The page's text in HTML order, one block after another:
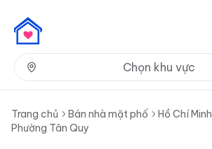
Chọn khu vực
Trang chủ Bán nhà mặt phố Hồ Chí Minh
Phường Tân Quy